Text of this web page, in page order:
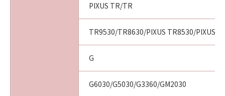
PIXUS TR/TR
TR9530/TR8630/PIXUS TR8530/PIXUS
G
G6030/G5030/G3360/GM2030